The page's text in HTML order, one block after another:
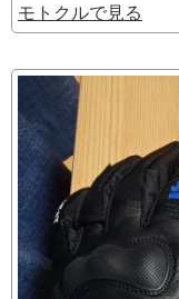
モトクルで見る